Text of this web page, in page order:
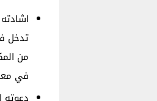
تدخل
من
في